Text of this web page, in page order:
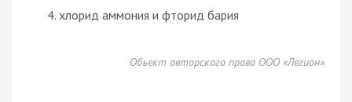
хлорид аммония и фторид бария
Объект авторского права ООО «Легион»